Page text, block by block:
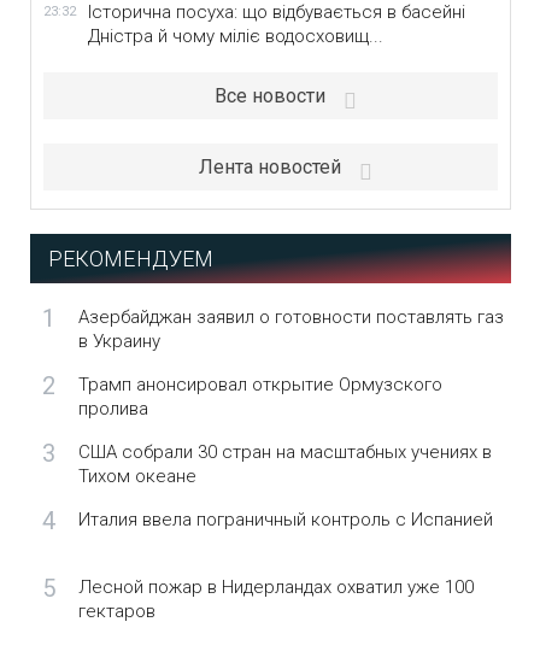
23:32
Історична посуха: що відбувається в басейні
Дністра й чому міліє водосховищ...
Все новости
Лента новостей
РЕКОМЕНДУЕМ
1
Азербайджан заявил о готовности поставлять газ
в Украину
2
Трамп анонсировал открытие Ормузского
пролива
3
США собрали 30 стран на масштабных учениях в
Тихом океане
4 Италия ввела пограничный контроль с Испанией
5
Лесной пожар в Нидерландах охватил уже 100
гектаров